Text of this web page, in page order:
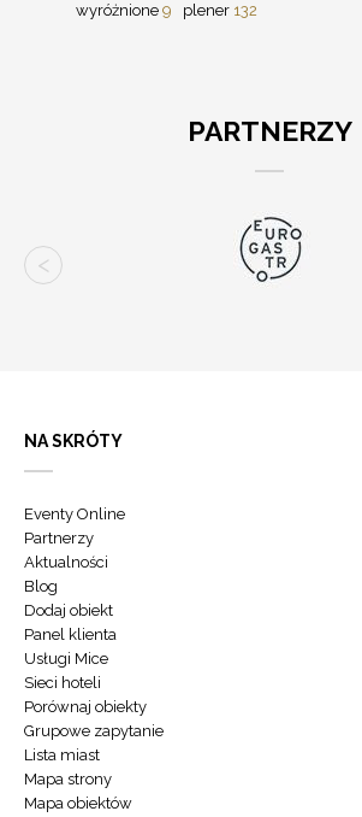
wyróżnione 9 plener 132
PARTNERZY
NA SKRÓTY
Eventy Online
Partnerzy
Aktualności
Blog
Dodaj obiekt
Panel klienta
Usługi Mice
Sieci hoteli
Porównaj obiekty
Grupowe zapytanie
Lista miast
Mapa strony
Mapa obiektów